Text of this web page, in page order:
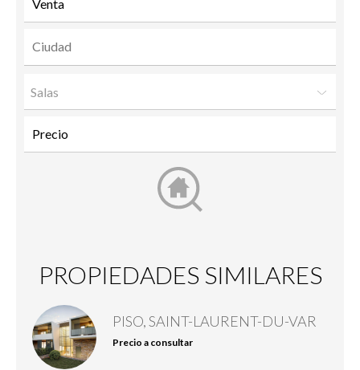
Salas
PROPIEDADES SIMILARES
PISO, SAINT-LAURENT-DU-VAR
Precio a consultar